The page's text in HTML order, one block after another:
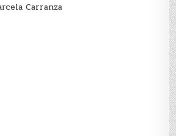
Carranza